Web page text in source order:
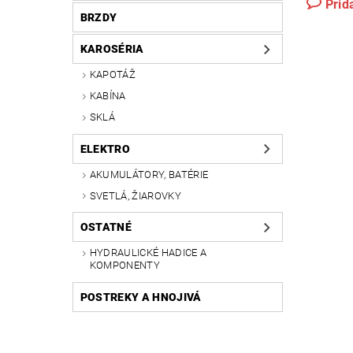
BRZDY
KAROSÉRIA
KAPOTÁŽ
KABÍNA
SKLÁ
ELEKTRO
AKUMULÁTORY, BATÉRIE
SVETLÁ, ŽIAROVKY
OSTATNÉ
HYDRAULICKÉ HADICE A
KOMPONENTY
POSTREKY A HNOJIVÁ